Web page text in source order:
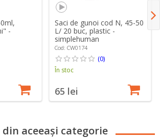
-
Saci de gunoi cod N, 45-50
L/ 20 buc, plastic -
simplehuman
Cod: CW0174
(0)
În stoc
65 lei
aceeași categorie